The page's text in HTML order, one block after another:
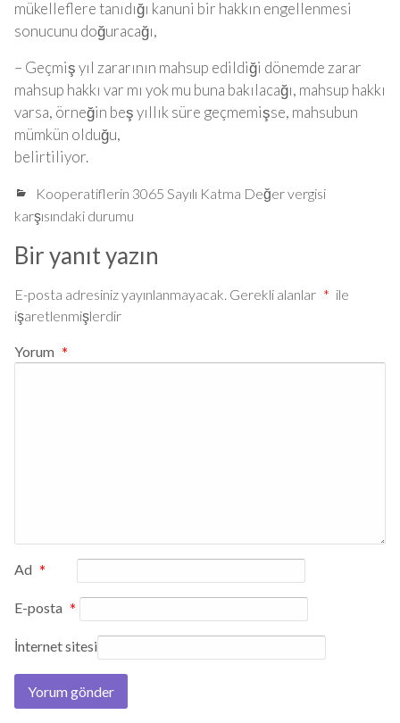
mükelleflere tanıdığı kanuni bir hakkın engellenmesi
sonucunu doğuracağı,
– Geçmiş yıl zararının mahsup edildiği dönemde zarar
mahsup hakkı var mı yok mu buna bakılacağı, mahsup hakkı
varsa, örneğin beş yıllık süre geçmemişse, mahsubun
mümkün olduğu,
belirtiliyor.
Kooperatiflerin 3065 Sayılı Katma Değer vergisi
karşısındaki durumu
Bir yanıt yazın
E-posta adresiniz yayınlanmayacak. Gerekli alanlar * ile
işaretlenmişlerdir
Yorum *
Ad *
E-posta *
İnternet sitesi